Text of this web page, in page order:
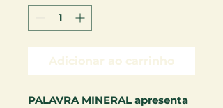
Adicionar ao carrinho
PALAVRA MINERAL apresenta